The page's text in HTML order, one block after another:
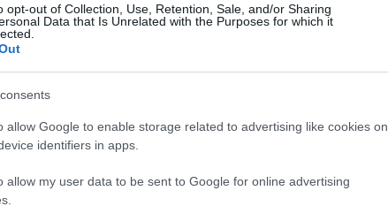
opt-out of Collection, Use, Retention, Sale, and/or Sharing
Data that Is Unrelated with the Purposes for which it
allow Google to enable storage related to advertising like cookies on
identifiers in apps.
allow my user data to be sent to Google for online advertising
urbano e dinamico. Come afferma Olivia
Styling, la Columbus bag è perfetta per
la rende ideale per chi cerca un
il riconoscimento che meritava fino ad ora?
ha riportato in auge tanti modelli iconici, la
il cuore delle fashioniste, fino ad oggi. La sua